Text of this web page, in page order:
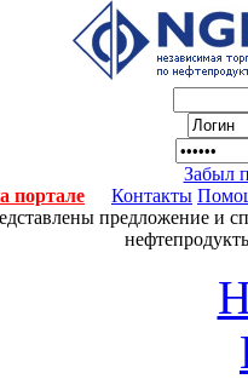
Забыл
портале
Контакты
предложение и